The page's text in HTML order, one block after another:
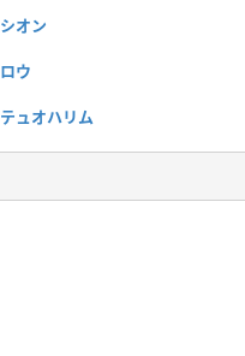
シオン
ロウ
テュオハリム